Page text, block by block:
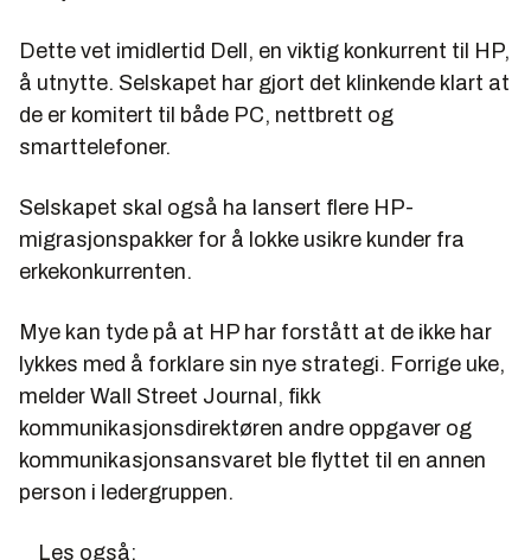
Dette vet imidlertid Dell, en viktig konkurrent til HP,
å utnytte. Selskapet har gjort det klinkende klart at
de er komitert til både PC, nettbrett og
smarttelefoner.
Selskapet skal også ha lansert flere HP-
migrasjonspakker for å lokke usikre kunder fra
erkekonkurrenten.
Mye kan tyde på at HP har forstått at de ikke har
lykkes med å forklare sin nye strategi. Forrige uke,
melder Wall Street Journal, fikk
kommunikasjonsdirektøren andre oppgaver og
kommunikasjonsansvaret ble flyttet til en annen
person i ledergruppen.
Les også: